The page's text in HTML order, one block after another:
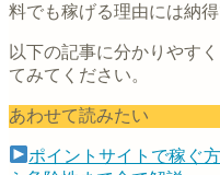
料でも稼げる理由には納
以下の記事に分かりやす
てみてください。
あわせて読みたい
ポイントサイトで稼ぐ